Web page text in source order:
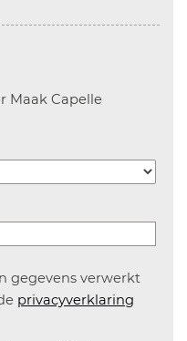
Maak CapelleAanvinken
om informatie over
gegevens verwerkt
privacyverklaring